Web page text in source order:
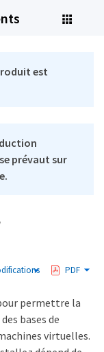
est
prévaut sur
PDF
permettre la
bases de
virtuelles.